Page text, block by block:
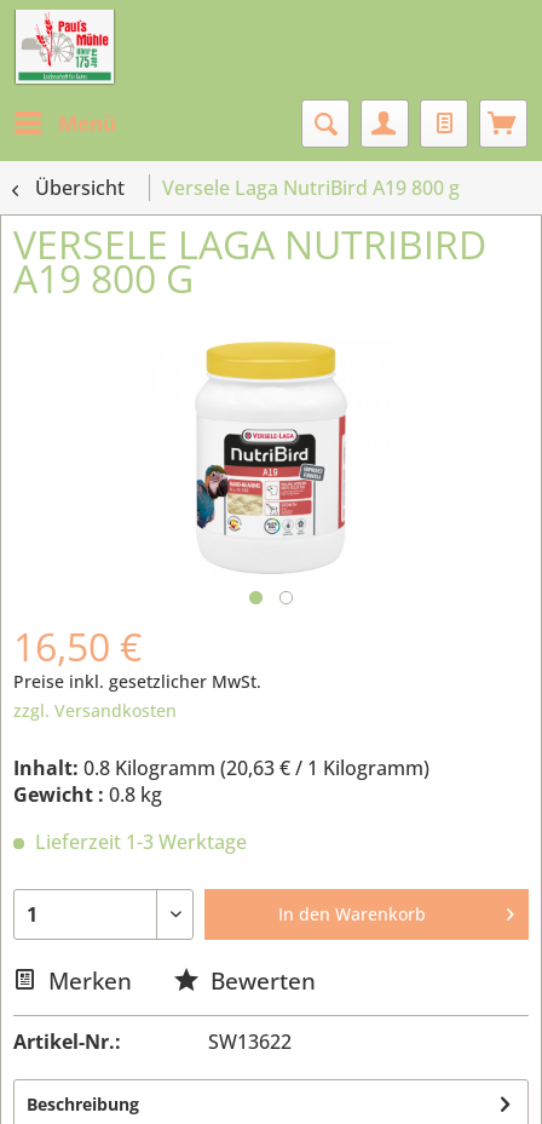
Menü
Übersicht Versele Laga NutriBird A19 800 g
VERSELE LAGA NUTRIBIRD
A19 800 G
16,50 €
Preise inkl. gesetzlicher MwSt.
zzgl. Versandkosten
Inhalt: 0.8 Kilogramm (20,63 €/ 1 Kilogramm)
Gewicht : 0.8 kg
Lieferzeit 1-3 Werktage
In den Warenkorb
Merken Bewerten
Artikel-Nr.: SW13622
Beschreibung